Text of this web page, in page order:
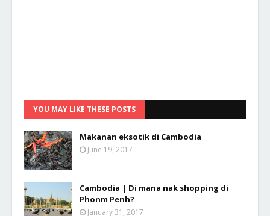
YOU MAY LIKE THESE POSTS
Makanan eksotik di Cambodia
June 19, 2017
Cambodia | Di mana nak shopping di
Phonm Penh?
January 31, 2017